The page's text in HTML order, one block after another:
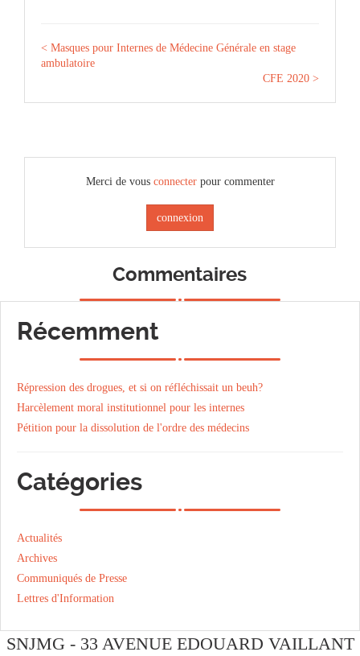
< Masques pour Internes de Médecine Générale en stage
ambulatoire
CFE 2020 >
Merci de vous connecterpour commenter
connexion
Commentaires
Récemment
Répression des drogues, et si on réfléchissait un beuh?
Harcèlement moral institutionnel pour les internes
Pétition pour la dissolution de l'ordre des médecins
Catégories
Actualités
Archives
Communiqués de Presse
Lettres d'Information
SNJMG - 33 AVENUE EDOUARD VAILLANT